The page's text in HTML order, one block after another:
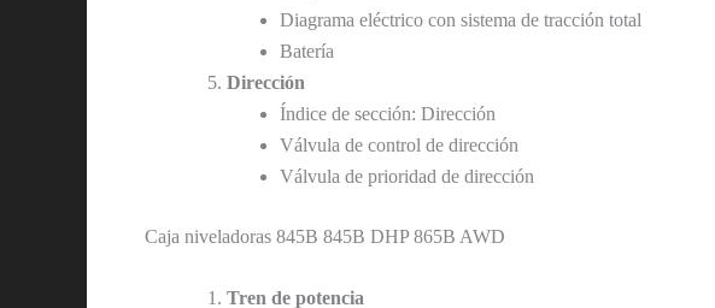
Diagrama eléctrico con sistema de tracción total
Batería
Dirección
Índice de sección: Dirección
Válvula de control de dirección
Válvula de prioridad de dirección
Caja niveladoras 845B 845B DHP 865B AWD
Tren de potencia